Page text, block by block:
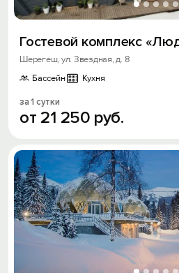
Гостевой комплекс
Шерегеш, ул. Звездная, д. 8
Бассейн
Кухня
за 1 сутки
от 21 250 руб.